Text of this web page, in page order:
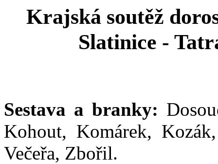
Krajská soutěž
Slatinice -
Sestava a branky:
Kohout, Komárek,
Večeřa, Zbořil.